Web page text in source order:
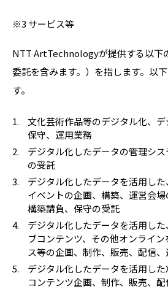
※3 サービス等
NTT ArtTechnologyが提供する以下
委託を含みます。）を指します。以
す。
文化芸術作品等のデジタル化、
保守、運用業務
デジタル化したデータの管理シ
の受託
デジタル化したデータを活用し
イベントの企画、構築、運営会
構築請負、保守の受託
デジタル化したデータを活用し
ブコンテンツ、その他オンライ
ス等の企画、制作、販売、配信
デジタル化したデータを活用し
コンテンツ企画、制作、販売、